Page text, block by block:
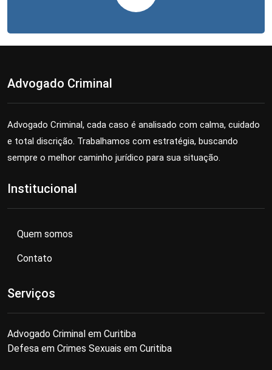
Advogado Criminal
Advogado Criminal, cada caso é analisado com calma, cuidado
e total discrição. Trabalhamos com estratégia, buscando
sempre o melhor caminho jurídico para sua situação.
Institucional
Quem somos
Contato
Serviços
Advogado Criminal em Curitiba
Defesa em Crimes Sexuais em Curitiba